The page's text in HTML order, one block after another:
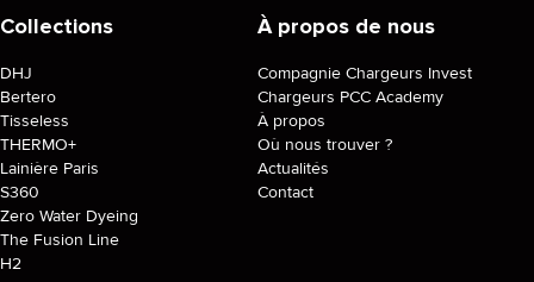
Collections
DHJ
Bertero
Tisseless
THERMO+
Lainière Paris
S360
Zero Water Dyeing
The Fusion Line
H2
À propos de nous
Compagnie Chargeurs Invest
Chargeurs PCC Academy
À propos
Où nous trouver ?
Actualités
Contact